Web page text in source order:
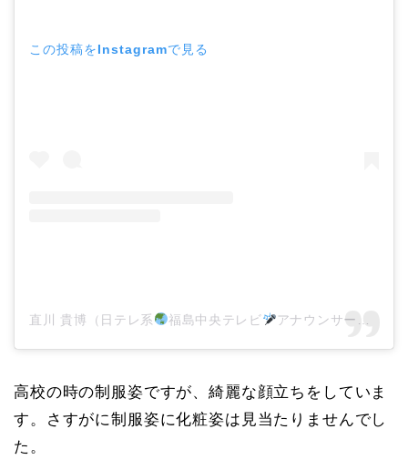
この投稿をInstagramで見る
直川 貴博（日テレ系 福島中央テレビ アナウンサー）(@noupan_official)がシェアした投稿
高校の時の制服姿ですが、綺麗な顔立ちをしていま
す。さすがに制服姿に化粧姿は見当たりませんでし
た。